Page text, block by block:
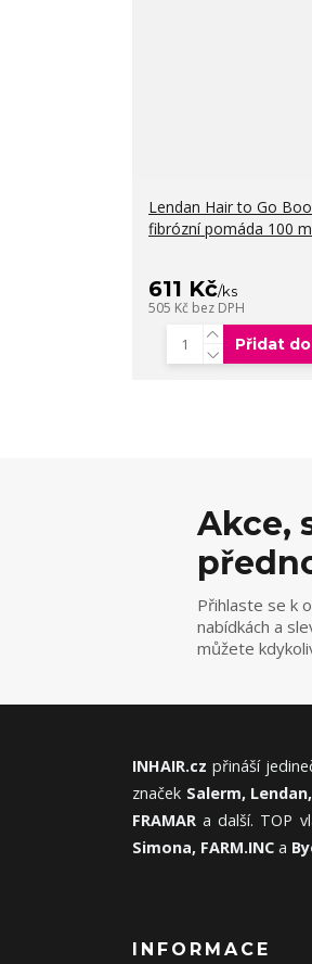
Lendan Hair to Go
fibrózní pomáda 100
611 Kč/ks
505 Kč bez DPH
Přidat
Akce,
Přihlaste se k
nabídkách a
můžete
INHAIR.cz přináší
značek Salerm,
FRAMAR a další. TOP
Simona, FARM.INC a
INFORMACE